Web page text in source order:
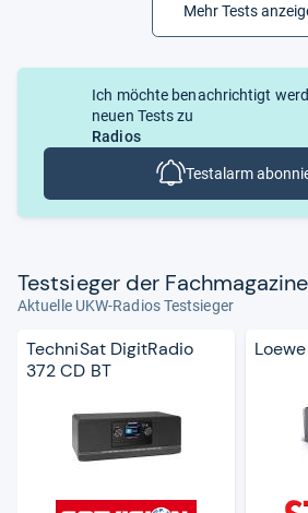
Mehr Tests
Ich möchte benachrichtigt
neuen Tests zu
Radios
Testalarm
Test­sie­ger der Fach­ma­ga­zine
Aktuelle UKW-Radios Testsieger
TechniSat DigitRadio
372 CD BT